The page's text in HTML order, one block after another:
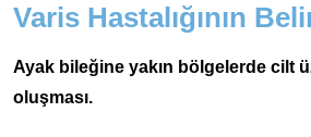
Varis Hastalığının
Ayak bileğine yakın bölgelerde cilt
oluşması.